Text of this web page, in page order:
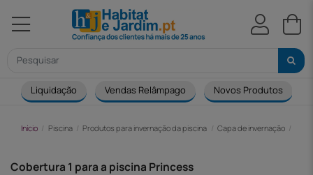
Liquidação Vendas Relâmpago Novos Produtos
Início Piscina Produtos para invernação da piscina Capa de invernação
Cobertura 1 para a piscina Princess